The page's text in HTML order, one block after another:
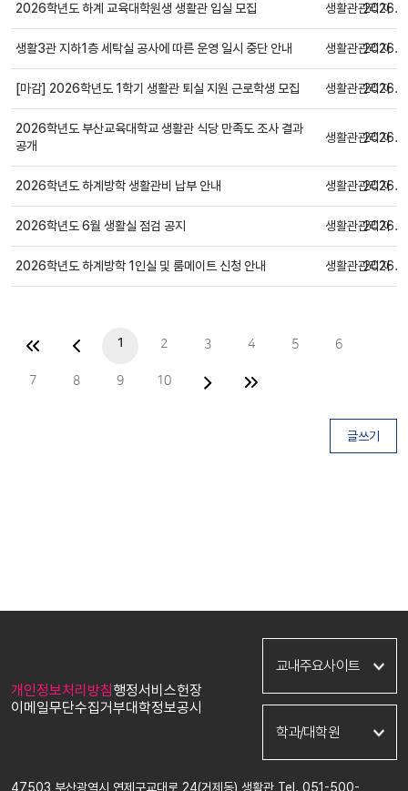
일반
2026학년도 하계 교육대학원생 생활관 입실 모집 생활관관리자
일반
생활3관 지하1층 세탁실 공사에 따른 운영 일시 중단 안내 생활관관리자
일반
[마감] 2026학년도 1학기 생활관 퇴실 지원 근로학생 모집 생활관관리자
일반
2026학년도 부산교육대학교 생활관 식당 만족도 조사 결과
공개
생활관관리자
일반
2026학년도 하계방학 생활관비 납부 안내 생활관관리자
일반
2026학년도 6월 생활실 점검 공지 생활관관리자
일반
2026학년도 하계방학 1인실 및 룸메이트 신청 안내 생활관관리자
1 2 3 4 5 6
7 8 9 10
글쓰기
개인정보처리방침행정서비스헌장
이메일무단수집거부대학정보공시
교내주요사이트
부산교육대학교
입학
신청포털
학과/대학원
윤리교육과
47503 부산광역시 연제구교대로 24(거제동) 생활관 Tel. 051-500-